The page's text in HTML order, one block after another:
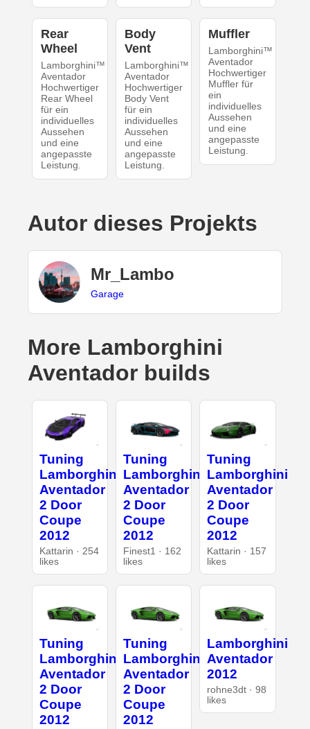
Rear
Wheel
Lamborghini™
Aventador
Hochwertiger
Rear Wheel
für ein
individuelles
Aussehen
und eine
angepasste
Leistung.
Body
Vent
Lamborghini™
Aventador
Hochwertiger
Body Vent
für ein
individuelles
Aussehen
und eine
angepasste
Leistung.
Muffler
Lamborghini™
Aventador
Hochwertiger
Muffler für
ein
individuelles
Aussehen
und eine
angepasste
Leistung.
Autor dieses Projekts
Mr_Lambo
Garage
More Lamborghini
Aventador builds
Tuning
Lamborghini
Aventador
2 Door
Coupe
2012
Kattarin · 254
likes
Tuning
Lamborghini
Aventador
2 Door
Coupe
2012
Finest1 · 162
likes
Tuning
Lamborghini
Aventador
2 Door
Coupe
2012
Kattarin · 157
likes
Tuning
Lamborghini
Aventador
2 Door
Coupe
2012
Tuning
Lamborghini
Aventador
2 Door
Coupe
2012
Lamborghini
Aventador
2012
rohne3dt · 98
likes